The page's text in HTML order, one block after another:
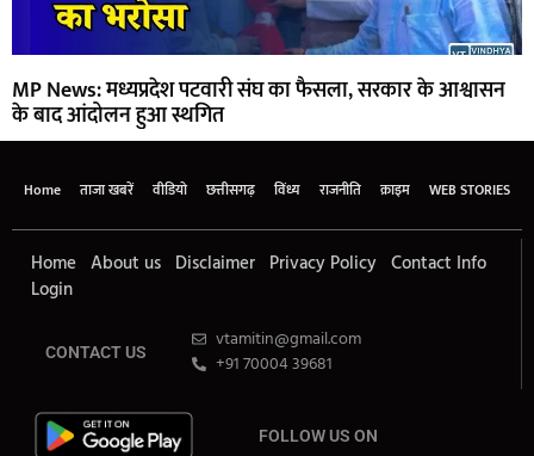
MP News: मध्यप्रदेश पटवारी संघ का फैसला, सरकार के आश्वासन
के बाद आंदोलन हुआ स्थगित
Home ताजा खबरें वीडियो छत्तीसगढ़ विंध्य राजनीति क्राइम WEB STORIES
Home About us Disclaimer Privacy Policy Contact Info
Login
CONTACT US
vtamitin@gmail.com
+91 70004 39681
FOLLOW US ON